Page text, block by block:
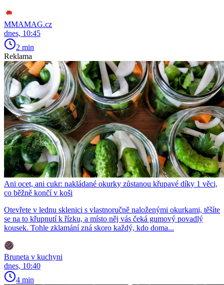
MMAMAG.cz
dnes, 10:45
2 min
Reklama
Ani ocet, ani cukr: nakládané okurky zůstanou křupavé díky 1 věci,
co běžně končí v koši
Otevřete v lednu sklenici s vlastnoručně naloženými okurkami, těšíte
se na to křupnutí k řízku, a místo něj vás čeká gumový povadlý
kousek. Tohle zklamání zná skoro každý, kdo doma...
Bruneta v kuchyni
dnes, 10:40
4 min